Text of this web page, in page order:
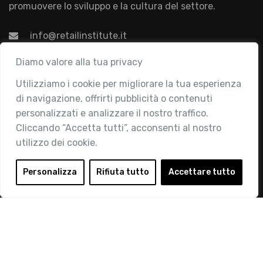
Diamo valore alla tua privacy
Utilizziamo i cookie per migliorare la tua esperienza
di navigazione, offrirti pubblicità o contenuti
personalizzati e analizzare il nostro traffico.
Cliccando “Accetta tutti”, acconsenti al nostro
utilizzo dei cookie.
Personalizza Rifiuta tutto Accettare tutto
promuovere lo sviluppo e la cultura del settore.
info@retailinstitute.it
Associazione
Chi siamo
Attività
Contatti
Area Riservata
Login
Diventa Socio